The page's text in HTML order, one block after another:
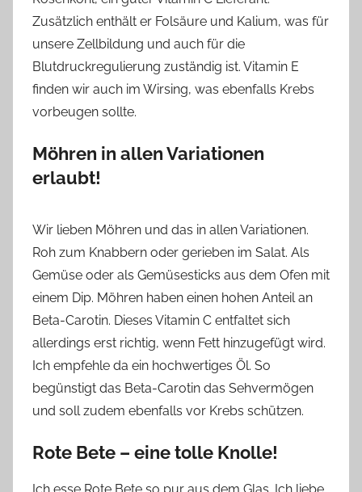
Zusätzlich enthält er Folsäure und Kalium, was für
unsere Zellbildung und auch für die
Blutdruckregulierung zuständig ist. Vitamin E
finden wir auch im Wirsing, was ebenfalls Krebs
vorbeugen sollte.
Möhren in allen Variationen
erlaubt!
Wir lieben Möhren und das in allen Variationen.
Roh zum Knabbern oder gerieben im Salat. Als
Gemüse oder als Gemüsesticks aus dem Ofen mit
einem Dip. Möhren haben einen hohen Anteil an
Beta-Carotin. Dieses Vitamin C entfaltet sich
allerdings erst richtig, wenn Fett hinzugefügt wird.
Ich empfehle da ein hochwertiges Öl. So
begünstigt das Beta-Carotin das Sehvermögen
und soll zudem ebenfalls vor Krebs schützen.
Rote Bete – eine tolle Knolle!
Ich esse Rote Bete so pur aus dem Glas. Ich liebe